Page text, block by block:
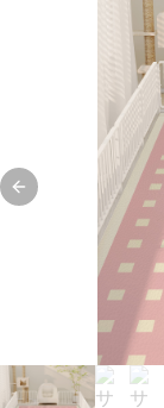
Previous slide